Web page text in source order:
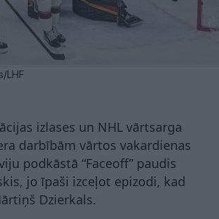
LHF
izlases un NHL vārtsarga
darbībām vārtos vakardienas
podkāstā “Faceoff” paudis
jo īpaši izceļot epizodi, kad
Dzierkals.